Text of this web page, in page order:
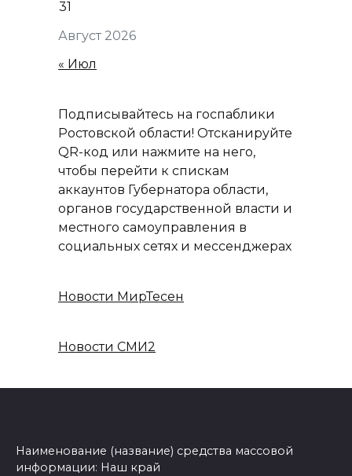
Август 2026
31
« Июл
Подписывайтесь на госпаблики
Ростовской области! Отсканируйте
QR-код или нажмите на него,
чтобы перейти к спискам
аккаунтов Губернатора области,
органов государственной власти и
местного самоуправления в
социальных сетях и мессенджерах
Новости МирТесен
Новости СМИ2
Наименование (название) средства массовой
информации: Наш край